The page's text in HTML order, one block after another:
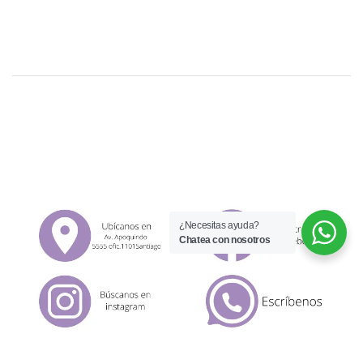
¿Necesitas ayuda?
Chatea con nosotros